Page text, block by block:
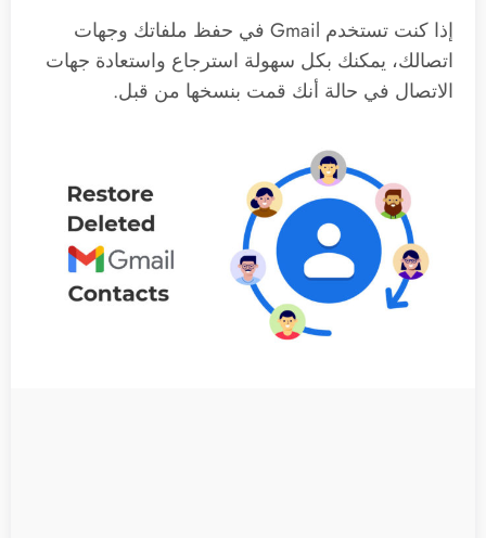
إذا كنت تستخدم Gmail في حفظ ملفاتك وجهات
اتصالك، يمكنك بكل سهولة استرجاع واستعادة جهات
الاتصال في حالة أنك قمت بنسخها من قبل.